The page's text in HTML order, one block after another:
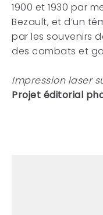
1900 et 1930 par
Bezault, et d’un
par les souvenirs
des combats et
Impression laser
Projet éditorial